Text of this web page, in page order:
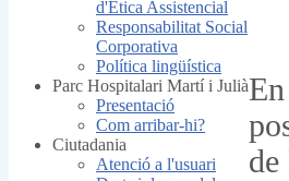
d'Ètica Assistencial
Responsabilitat Social
Corporativa
Política lingüística
Parc Hospitalari Martí i Julià
Presentació
Com arribar-hi?
Ciutadania
Atenció a l'usuari